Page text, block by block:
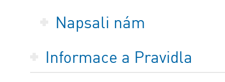
Napsali nám
Informace a Pravidla